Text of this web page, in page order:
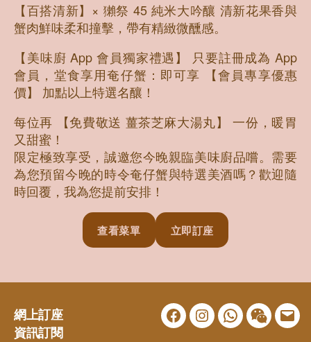
【百搭清新】× 獺祭 45 純米大吟釀 清新花果香與
蟹肉鮮味柔和撞擊，帶有精緻微醺感。
【美味廚 App 會員獨家禮遇】 只要註冊成為 App
會員，堂食享用奄仔蟹：即可享 【會員專享優惠
價】 加點以上特選名釀！
每位再 【免費敬送 薑茶芝麻大湯丸】 一份，暖胃
又甜蜜！
限定極致享受，誠邀您今晚親臨美味廚品嚐。需要
為您預留今晚的時令奄仔蟹與特選美酒嗎？歡迎隨
時回覆，我為您提前安排！
查看菜單 立即訂座
網上訂座
資訊訂閱
FacebookInstagramWhatsApp
WeChat